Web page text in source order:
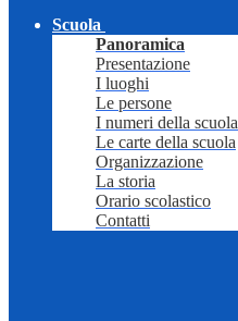
Scuola
Panoramica
Presentazione
I luoghi
Le persone
I numeri della scuola
Le carte della scuola
Organizzazione
La storia
Orario scolastico
Contatti